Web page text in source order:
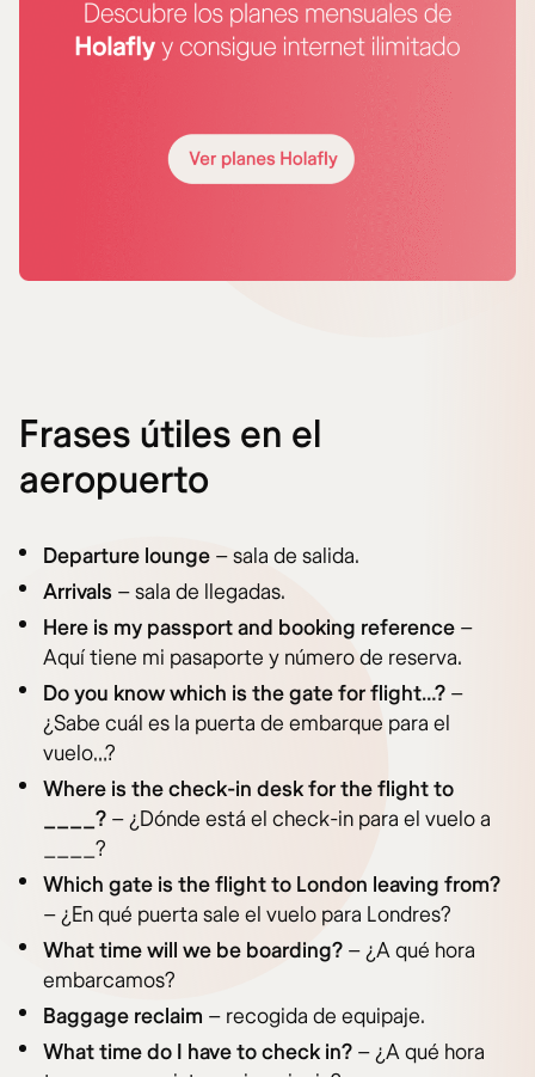
Frases útiles en el
aeropuerto
Departure lounge – sala de salida.
Arrivals – sala de llegadas.
Here is my passport and booking reference –
Aquí tiene mi pasaporte y número de reserva.
Do you know which is the gate for flight…? –
¿Sabe cuál es la puerta de embarque para el
vuelo…?
Where is the check-in desk for the flight to
____? – ¿Dónde está el check-in para el vuelo a
____?
Which gate is the flight to London leaving from?
– ¿En qué puerta sale el vuelo para Londres?
What time will we be boarding? – ¿A qué hora
embarcamos?
Baggage reclaim – recogida de equipaje.
What time do I have to check in? – ¿A qué hora